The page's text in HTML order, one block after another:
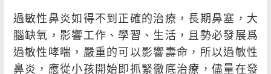
過敏性鼻炎如得不到正確的治療，長期鼻塞，大
腦缺氧，影響工作、學習、生活，且勢必發展爲
過敏性哮喘，嚴重的可以影響壽命，所以過敏性
鼻炎，應從小孩開始即抓緊徹底治療，儘量在發